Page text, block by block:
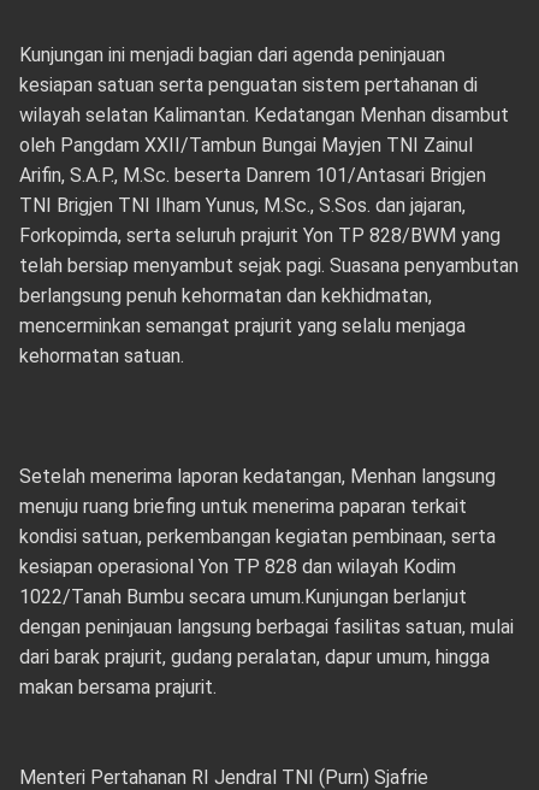
Kunjungan ini menjadi bagian dari agenda peninjauan
kesiapan satuan serta penguatan sistem pertahanan di
wilayah selatan Kalimantan. Kedatangan Menhan disambut
oleh Pangdam XXII/Tambun Bungai Mayjen TNI Zainul
Arifin, S.A.P., M.Sc. beserta Danrem 101/Antasari Brigjen
TNI Brigjen TNI Ilham Yunus, M.Sc., S.Sos. dan jajaran,
Forkopimda, serta seluruh prajurit Yon TP 828/BWM yang
telah bersiap menyambut sejak pagi. Suasana penyambutan
berlangsung penuh kehormatan dan kekhidmatan,
mencerminkan semangat prajurit yang selalu menjaga
kehormatan satuan.
Setelah menerima laporan kedatangan, Menhan langsung
menuju ruang briefing untuk menerima paparan terkait
kondisi satuan, perkembangan kegiatan pembinaan, serta
kesiapan operasional Yon TP 828 dan wilayah Kodim
1022/Tanah Bumbu secara umum.Kunjungan berlanjut
dengan peninjauan langsung berbagai fasilitas satuan, mulai
dari barak prajurit, gudang peralatan, dapur umum, hingga
makan bersama prajurit.
Menteri Pertahanan RI Jendral TNI (Purn) Sjafrie